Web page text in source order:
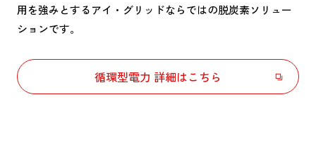
用を強みとするアイ・グリッドならではの​脱炭素ソリュー
ションです。​
循環型電力 詳細はこちら